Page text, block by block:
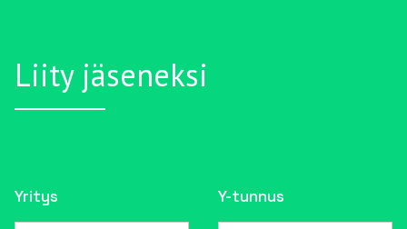
Liity jäseneksi
Yritys Y-tunnus